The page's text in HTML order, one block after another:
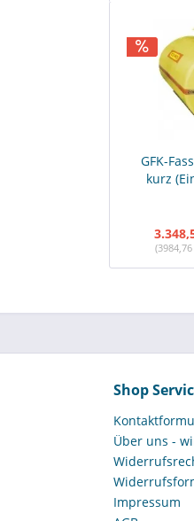
GFK-
kurz
Shop
Über uns -
Impressum